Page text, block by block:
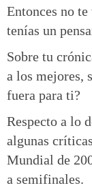
Entonces no
tenías un
Sobre tu
a los mejores,
fuera para ti?
Respecto a lo
algunas
Mundial de
a semifinales.